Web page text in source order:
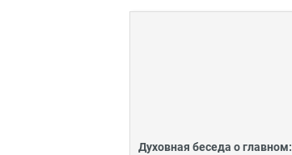
Духовная беседа о главном: